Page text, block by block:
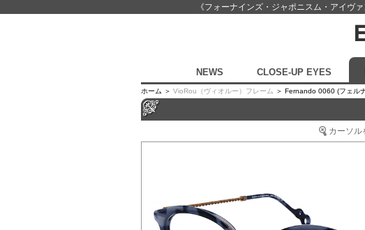
《フォーナインズ・ジャポニスム・アイヴ
NEWS CLOSE-UP EYES
ホーム ＞ VioRou（ヴィオルー）フレーム ＞ Fernando 0060 (フェル
カーソ